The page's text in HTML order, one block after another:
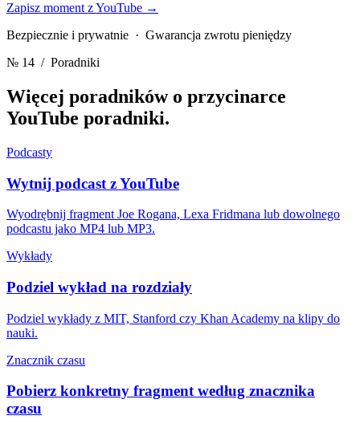
Zapisz moment z YouTube →
Bezpiecznie i prywatnie · Gwarancja zwrotu pieniędzy
№ 14 / Poradniki
Więcej poradników o przycinarce
YouTube poradniki.
Podcasty
Wytnij podcast z YouTube
Wyodrębnij fragment Joe Rogana, Lexa Fridmana lub dowolnego
podcastu jako MP4 lub MP3.
Wykłady
Podziel wykład na rozdziały
Podziel wykłady z MIT, Stanford czy Khan Academy na klipy do
nauki.
Znacznik czasu
Pobierz konkretny fragment według znacznika
czasu